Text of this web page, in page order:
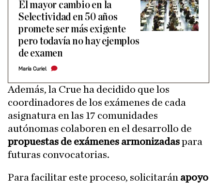
El mayor cambio en la
Selectividad en 50 años
promete ser más exigente
pero todavía no hay ejemplos
de examen
María Curiel
Además, la Crue ha decidido que los
coordinadores de los exámenes de cada
asignatura en las 17 comunidades
autónomas colaboren en el desarrollo de
propuestas de exámenes armonizadaspara
futuras convocatorias.
Para facilitar este proceso, solicitarán apoyo